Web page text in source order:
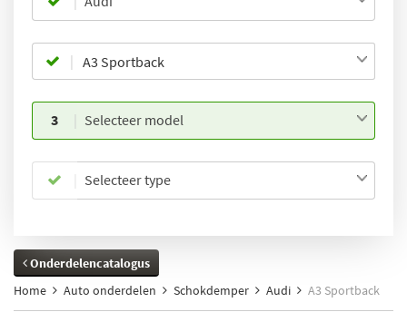
3 Selecteer model
Selecteer type
Onderdelencatalogus
Home
Auto onderdelen Schokdemper Audi A3 Sportback